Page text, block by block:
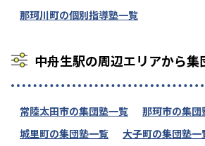
那珂川町の個別指導塾一覧
中舟生駅の周辺エリアから集
常陸太田市の集団塾一覧
那珂市の集団
城里町の集団塾一覧
大子町の集団塾一